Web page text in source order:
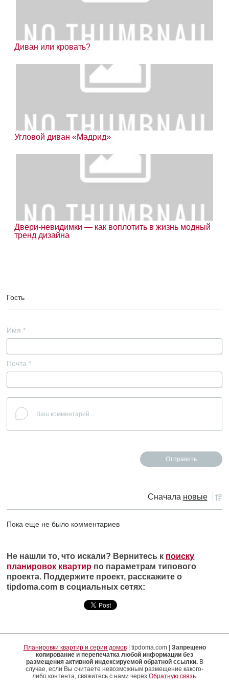
Диван или кровать?
Угловой диван «Мадрид»
Двери-невидимки — как воплотить в жизнь модный
тренд дизайна
Гость
Имя *
Почта *
Сначала новые
Пока еще не было комментариев
Не нашли то, что искали? Вернитесь к поиску
планировок квартир по параметрам типового
проекта. Поддержите проект, расскажите о
tipdoma.com в социальных сетях:
Планировки квартир и серии домов| tipdoma.com | Запрещено
копирование и перепечатка любой информации без
размещения активной индексируемой обратной ссылки.В
случае, если Вы считаете невозможным размещение какого-
либо контента, свяжитесь с нами через Обратную связь.